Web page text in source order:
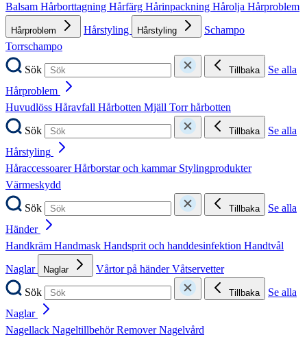
Balsam Hårborttagning Hårfärg Hårinpackning Hårolja Hårproblem
Hårproblem Hårstyling Hårstyling
Schampo
Torrschampo
Sök
Tillbaka
Se alla
Hårproblem
Huvudlöss Håravfall Hårbotten Mjäll Torr hårbotten
Sök
Tillbaka
Se alla
Hårstyling
HåraccessoarerHårborstar och kammar Stylingprodukter
Värmeskydd
Sök
Tillbaka
Se alla
Händer
Handkräm Handmask Handsprit och handdesinfektion Handtvål
Naglar
Naglar Vårtor på händerVåtservetter
Sök
Tillbaka
Se alla
Naglar
Nagellack NageltillbehörRemoverNagelvård